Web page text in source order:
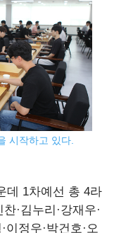
시작하고 있다.
데 1차예선 총 4라
·김누리·강재우·
이정우·박건호·오